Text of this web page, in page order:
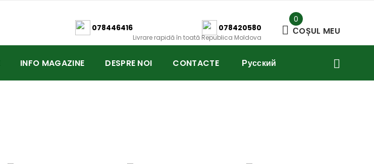
078446416 078420580
Livrare rapidă în toată Republica Moldova
0
СOȘUL MEU
INFO MAGAZINE DESPRE NOI CONTACTE Русский